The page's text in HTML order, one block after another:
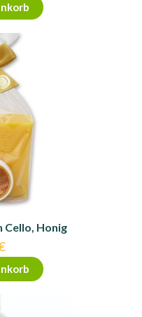
Cello, Honig